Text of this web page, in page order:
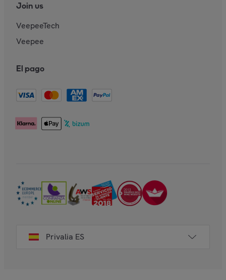
Join us
VeepeeTech
Veepee
El pago
Privalia ES